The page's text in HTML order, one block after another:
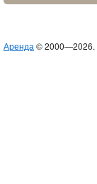
Аренда © 2000—2026.